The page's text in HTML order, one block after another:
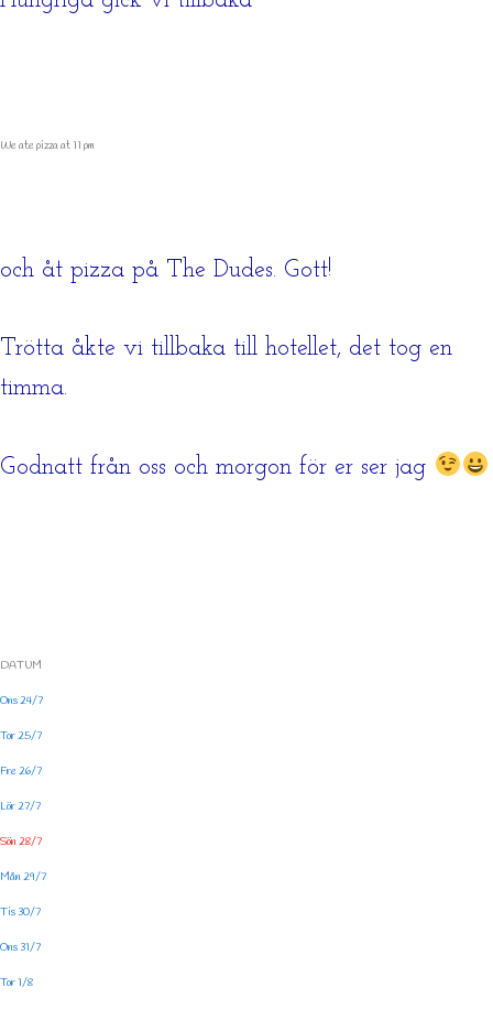
We ate pizza at 11 pm
och åt pizza på The Dudes. Gott!
Trötta åkte vi tillbaka till hotellet, det tog en
timma.
Godnatt från oss och morgon för er ser jag
DATUM
Ons 24/7
Tor 25/7
Fre 26/7
Lör 27/7
Sön 28/7
Mån 29/7
Tis 30/7
Ons 31/7
Tor 1/8